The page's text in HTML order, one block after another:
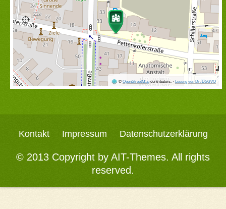
© OpenStreetMapcontributors. · Lösung von Dr. DSGVO
Kontakt Impressum Datenschutzerklärung
© 2013 Copyright by AIT-Themes. All rights
reserved.